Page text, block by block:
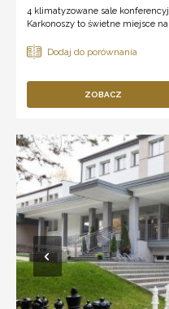
4 klimatyzowane sale
Karkonoszy to świetne miejsce
ZOBACZ